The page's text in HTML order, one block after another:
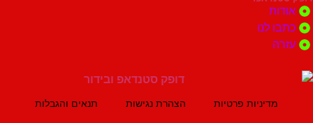
לנו
מדיניות פרטיות הצהרת נגישות תנאים והגבלות